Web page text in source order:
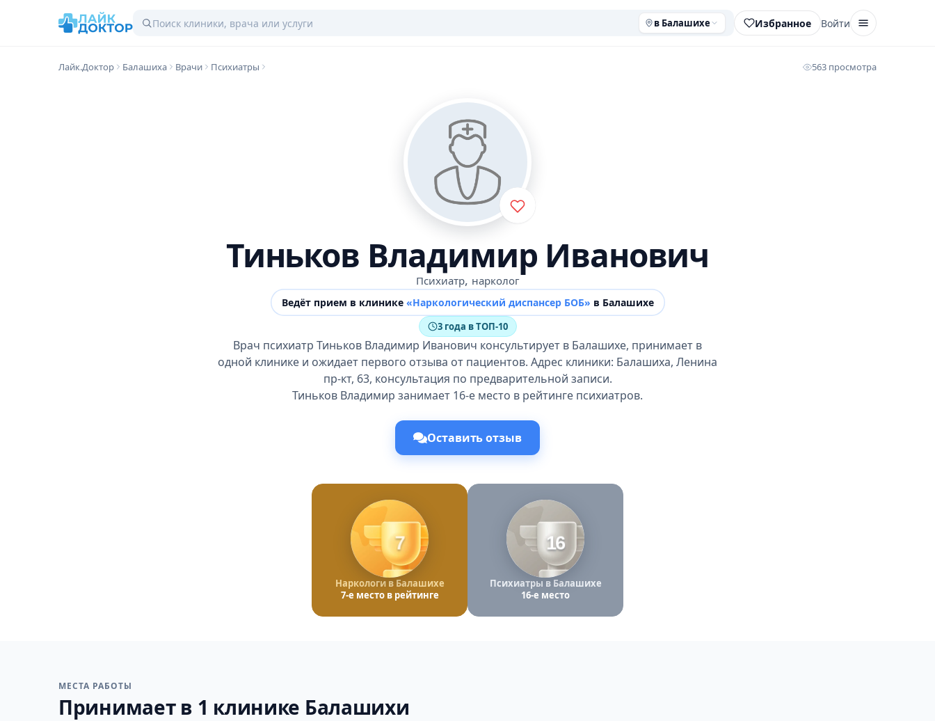
в Балашихе Избранное Войти
Лайк.Доктор Балашиха Врачи Психиатры 563 просмотра
Тиньков Владимир Иванович
Психиатр, нарколог
Ведёт прием в клинике «Наркологический диспансер БОБ» в Балашихе
3 года в ТОП-10
Врач психиатр Тиньков Владимир Иванович консультирует в Балашихе, принимает в
одной клинике и ожидает первого отзыва от пациентов. Адрес клиники: Балашиха, Ленина
пр-кт, 63, консультация по предварительной записи.
Тиньков Владимир занимает 16-е место в рейтинге психиатров.
Оставить отзыв
7
Наркологи в Балашихе
7-е место в рейтинге
16
Психиатры в Балашихе
16-е место
МЕСТА РАБОТЫ
Принимает в 1 клинике Балашихи